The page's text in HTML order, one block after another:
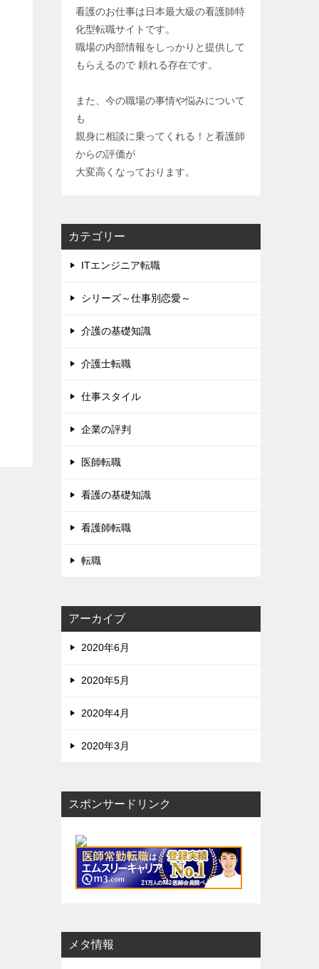
看護のお仕事は日本最大級の看護師特
化型転職サイトです。
職場の内部情報をしっかりと提供して
もらえるので 頼れる存在です。
また、今の職場の事情や悩みについて
も
親身に相談に乗ってくれる！と看護師
からの評価が
大変高くなっております。
カテゴリー
ITエンジニア転職
シリーズ～仕事別恋愛～
介護の基礎知識
介護士転職
仕事スタイル
企業の評判
医師転職
看護の基礎知識
看護師転職
転職
アーカイブ
2020年6月
2020年5月
2020年4月
2020年3月
スポンサードリンク
メタ情報